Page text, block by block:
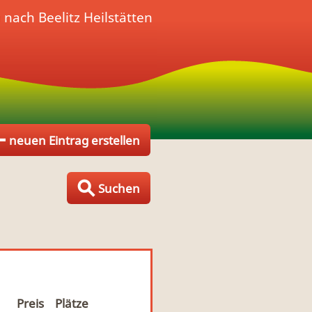
neuen Eintrag erstellen
Suchen
Beelitz Heilstätten
Preis
Plätze